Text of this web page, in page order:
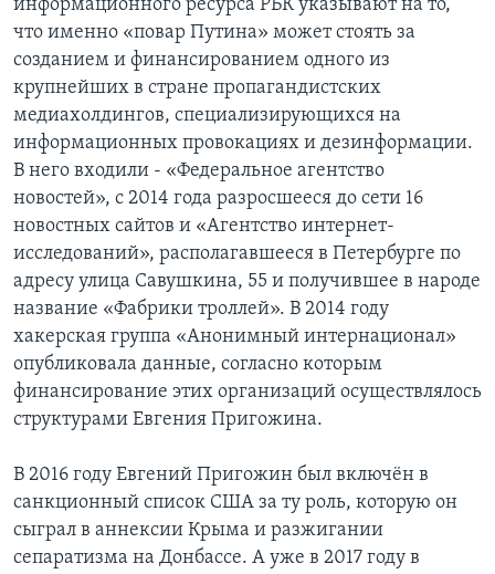
информационного ресурса РБК указывают на то,
что именно «повар Путина» может стоять за
созданием и финансированием одного из
крупнейших в стране пропагандистских
медиахолдингов, специализирующихся на
информационных провокациях и дезинформации.
В него входили - «Федеральное агентство
новостей», с 2014 года разросшееся до сети 16
новостных сайтов и «Агентство интернет-
исследований», располагавшееся в Петербурге по
адресу улица Савушкина, 55 и получившее в народе
название «Фабрики троллей». В 2014 году
хакерская группа «Анонимный интернационал»
опубликовала данные, согласно которым
финансирование этих организаций осуществлялось
структурами Евгения Пригожина.
В 2016 году Евгений Пригожин был включён в
санкционный список США за ту роль, которую он
сыграл в аннексии Крыма и разжигании
сепаратизма на Донбассе. А уже в 2017 году в